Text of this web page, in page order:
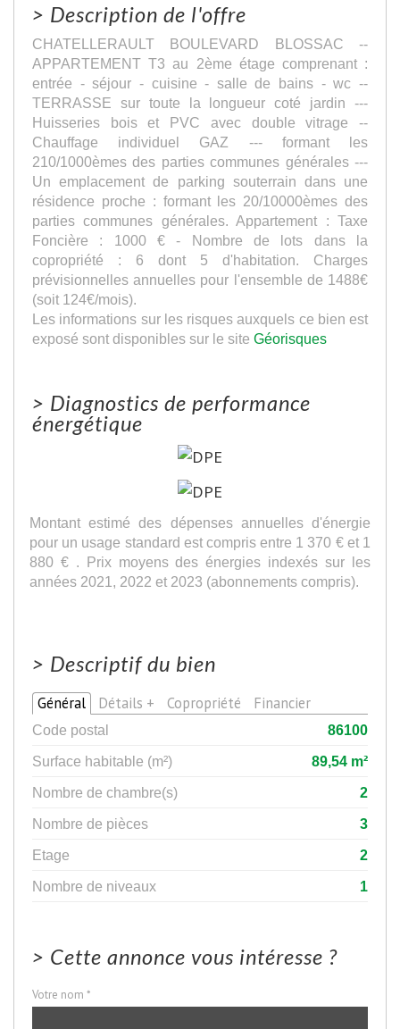
> Description de l'offre
CHATELLERAULT BOULEVARD BLOSSAC --
APPARTEMENT T3 au 2ème étage comprenant :
entrée - séjour - cuisine - salle de bains - wc --
TERRASSE sur toute la longueur coté jardin ---
Huisseries bois et PVC avec double vitrage --
Chauffage individuel GAZ --- formant les
210/1000èmes des parties communes générales ---
Un emplacement de parking souterrain dans une
résidence proche : formant les 20/10000èmes des
parties communes générales. Appartement : Taxe
Foncière : 1000 € - Nombre de lots dans la
copropriété : 6 dont 5 d'habitation. Charges
prévisionnelles annuelles pour l'ensemble de 1488€
(soit 124€/mois).
Les informations sur les risques auxquels ce bien est
exposé sont disponibles sur le site Géorisques
> Diagnostics de performance
énergétique
Montant estimé des dépenses annuelles d'énergie
pour un usage standard est compris entre 1 370 € et 1
880 € . Prix moyens des énergies indexés sur les
années 2021, 2022 et 2023 (abonnements compris).
> Descriptif du bien
Général Détails + Copropriété Financier
Code postal
86100
Surface habitable (m²)
89,54 m²
Nombre de chambre(s)
2
Nombre de pièces
3
Etage
2
Nombre de niveaux
1
> Cette annonce vous intéresse ?
Votre nom *